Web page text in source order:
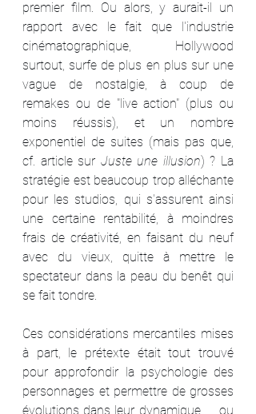
premier film. Ou alors, y aurait-il un
rapport avec le fait que l'industrie
cinématographique, Hollywood
surtout, surfe de plus en plus sur une
vague de nostalgie, à coup de
remakes ou de "live action" (plus ou
moins réussis), et un nombre
exponentiel de suites (mais pas que,
cf. article sur Juste une illusion) ? La
stratégie est beaucoup trop alléchante
pour les studios, qui s'assurent ainsi
une certaine rentabilité, à moindres
frais de créativité, en faisant du neuf
avec du vieux, quitte à mettre le
spectateur dans la peau du benêt qui
se fait tondre.
Ces considérations mercantiles mises
à part, le prétexte était tout trouvé
pour approfondir la psychologie des
personnages et permettre de grosses
évolutions dans leur dynamique, … ou